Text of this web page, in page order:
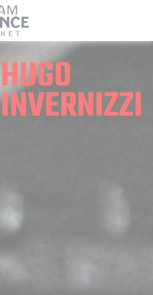
HUGO
INVERNIZZI